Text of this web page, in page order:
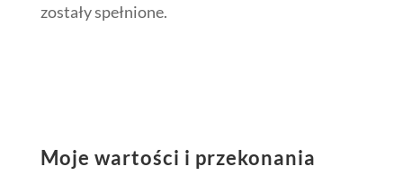
zostały spełnione.
Moje wartości i przekonania